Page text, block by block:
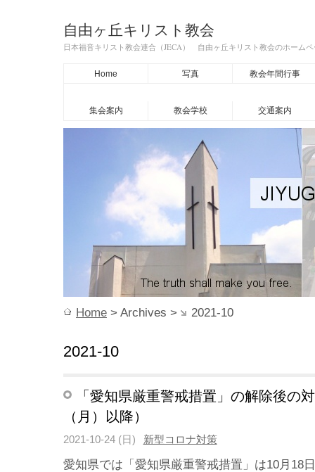
自由ヶ丘キリスト教会
日本福音キリスト教会連合（JECA） 自由ヶ丘キリスト教会のホーム
Home 写真 教会年間行事
集会案内 教会学校 交通案内
Home > Archives > 2021-10
2021-10
「愛知県厳重警戒措置」の解除後の
（月）以降）
2021-10-24 (日) 新型コロナ対策
愛知県では「愛知県厳重警戒措置」は10月18